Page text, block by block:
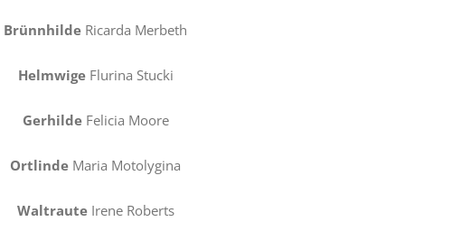
Brünnhilde Ricarda Merbeth
HelmwigeFlurina Stucki
GerhildeFelicia Moore
Ortlinde Maria Motolygina
WaltrauteIrene Roberts